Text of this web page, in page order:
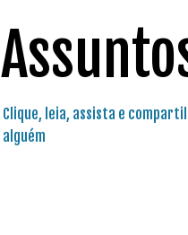
Clique, leia, assista e
alguém